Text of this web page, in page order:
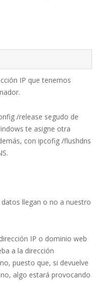
IP que tenemos
/release segudo de
te asigne otra
con ipcofig /flushdns
llegan o no a nuestro
IP o dominio web
a la dirección
puesto que, si devuelve
algo estará provocando